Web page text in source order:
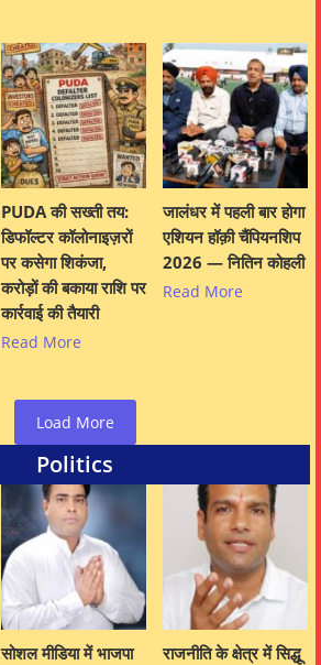
PUDA की सख्ती तय:
डिफॉल्टर कॉलोनाइज़रों
पर कसेगा शिकंजा,
करोड़ों की बकाया राशि पर
कार्रवाई की तैयारी
Read More
जालंधर में पहली बार होगा
एशियन हॉक़ी चैंपियनशिप
2026 — नितिन कोहली
Read More
Load More
Politics
सोशल मीडिया में भाजपा
राजनीति के क्षेत्र में सिद्धू